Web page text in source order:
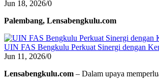
Jun 18, 2026/0
Palembang, Lensabengkulu.com
UIN FAS Bengkulu Perkuat Sinergi dengan
Jun 11, 2026/0
Lensabengkulu.com – Dalam upaya